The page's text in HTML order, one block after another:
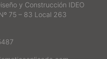
y Construcción IDEO
75 – 83 Local 263